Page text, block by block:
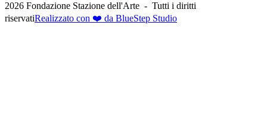
2026 Fondazione Stazione dell'Arte - Tutti i diritti
riservatiRealizzato con ❤️ da BlueStep Studio